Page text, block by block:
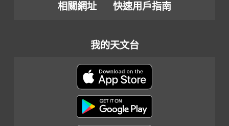
相關網址
快速用戶指南
我的天文台